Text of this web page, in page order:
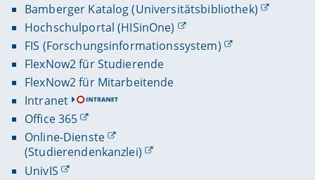
Bamberger Katalog (Universitätsbibliothek)
Hochschulportal (HISinOne)
FIS (Forschungsinformationssystem)
FlexNow2 für Studierende
FlexNow2 für Mitarbeitende
Intranet
Office 365
Online-Dienste
(Studierendenkanzlei)
UnivIS